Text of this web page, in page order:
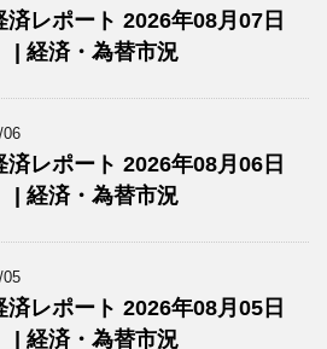
済レポート 2026年08月07日
| 経済・為替市況
06
済レポート 2026年08月06日
| 経済・為替市況
05
済レポート 2026年08月05日
| 経済・為替市況